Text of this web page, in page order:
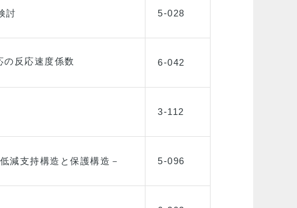
討 5-028
の反応速度係数 6-042
3-112
減支持構造と保護構造－ 5-096